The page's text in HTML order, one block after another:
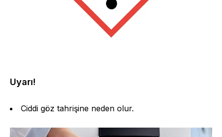
Uyarı!
Ciddi göz tahrişine neden olur.